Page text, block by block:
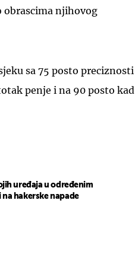
njihovog
sa 75 posto preciznosti
penje i na 90 posto kad
uređaja u određenim
hakerske napade